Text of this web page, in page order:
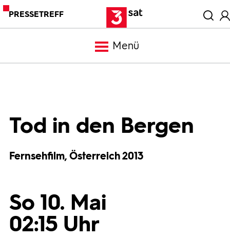
PRESSETREFF
Menü
Tod in den Bergen
Fernsehfilm, Österreich 2013
So 10. Mai
02:15 Uhr